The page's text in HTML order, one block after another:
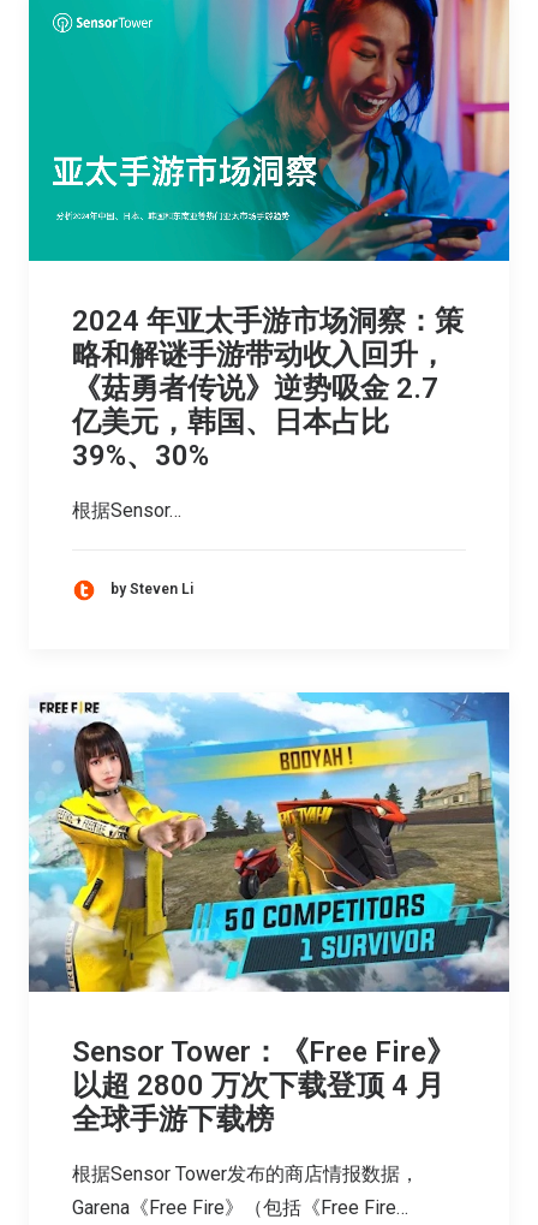
2024 年亚太手游市场洞察：策
略和解谜手游带动收入回升，
《菇勇者传说》逆势吸金 2.7
亿美元，韩国、日本占比
39%、30%
根据Sensor…
by Steven Li
Sensor Tower：《Free Fire》
以超 2800 万次下载登顶 4 月
全球手游下载榜
根据Sensor Tower发布的商店情报数据，
Garena《Free Fire》（包括《Free Fire…